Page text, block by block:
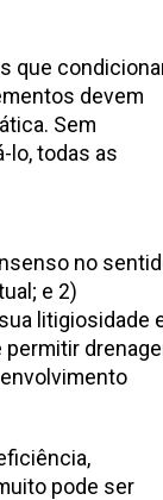
que
devem
Sem
lo, todas as
no
e 2)
litigiosidade
permitir
pode ser